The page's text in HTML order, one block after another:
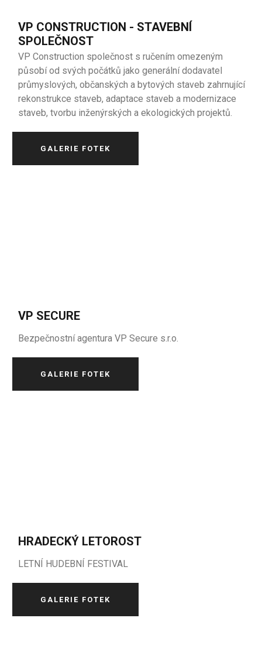
VP CONSTRUCTION - STAVEBNÍ
SPOLEČNOST
VP Construction společnost s ručením omezeným
působí od svých počátků jako generální dodavatel
průmyslových, občanských a bytových staveb zahrnující
rekonstrukce staveb, adaptace staveb a modernizace
staveb, tvorbu inženýrských a ekologických projektů.
GALERIE FOTEK
VP SECURE
Bezpečnostní agentura VP Secure s.r.o.
GALERIE FOTEK
HRADECKÝ LETOROST
LETNÍ HUDEBNÍ FESTIVAL
GALERIE FOTEK